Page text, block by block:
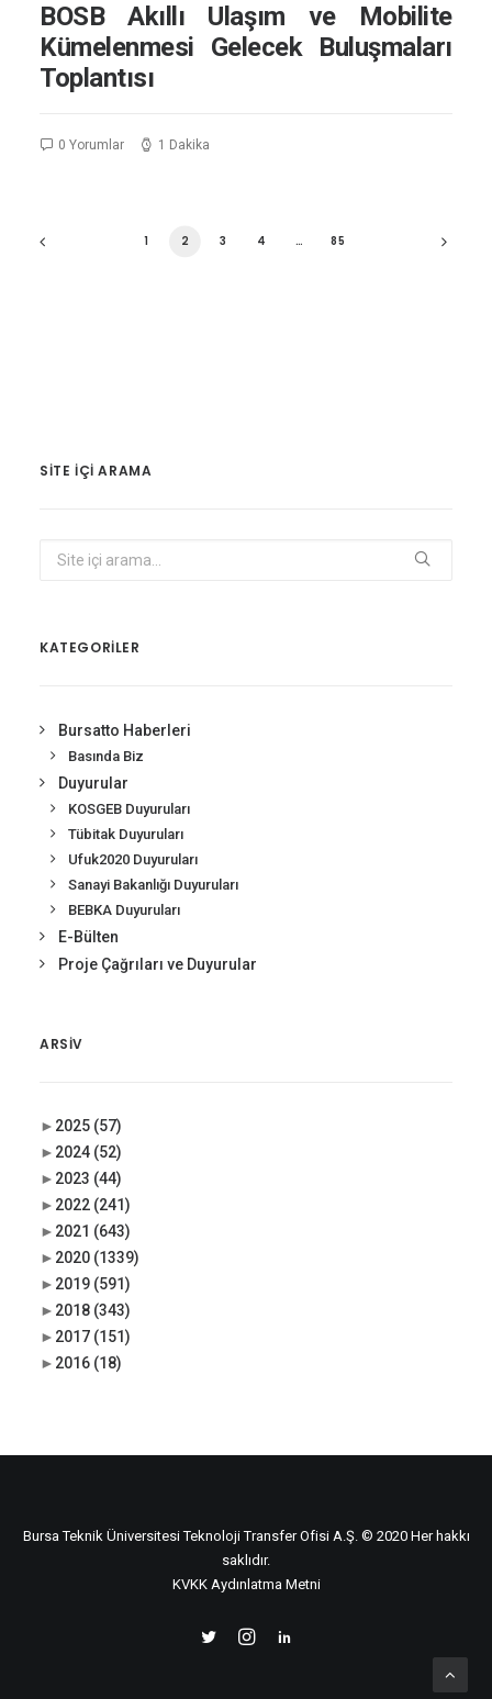
BOSB Akıllı Ulaşım ve Mobilite
Kümelenmesi Gelecek Buluşmaları
Toplantısı
0 Yorumlar 1 Dakika
1 2 3 4 … 85
SITE IÇI ARAMA
KATEGORİLER
Bursatto Haberleri
Basında Biz
Duyurular
KOSGEB Duyuruları
Tübitak Duyuruları
Ufuk2020 Duyuruları
Sanayi Bakanlığı Duyuruları
BEBKA Duyuruları
E-Bülten
Proje Çağrıları ve Duyurular
ARSIV
► 2025 (57)
► 2024 (52)
► 2023 (44)
► 2022 (241)
► 2021 (643)
► 2020 (1339)
► 2019 (591)
► 2018 (343)
► 2017 (151)
► 2016 (18)
Bursa Teknik Üniversitesi Teknoloji Transfer Ofisi A.Ş. © 2020 Her hakkı
saklıdır.
KVKK Aydınlatma Metni